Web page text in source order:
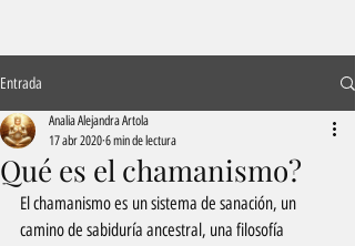
Entrada
Qué es el chamanismo?
Analia Alejandra Artola
17 abr 2020 6 min de lectura
El chamanismo es un sistema de sanación, un
camino de sabiduría ancestral, una filosofía